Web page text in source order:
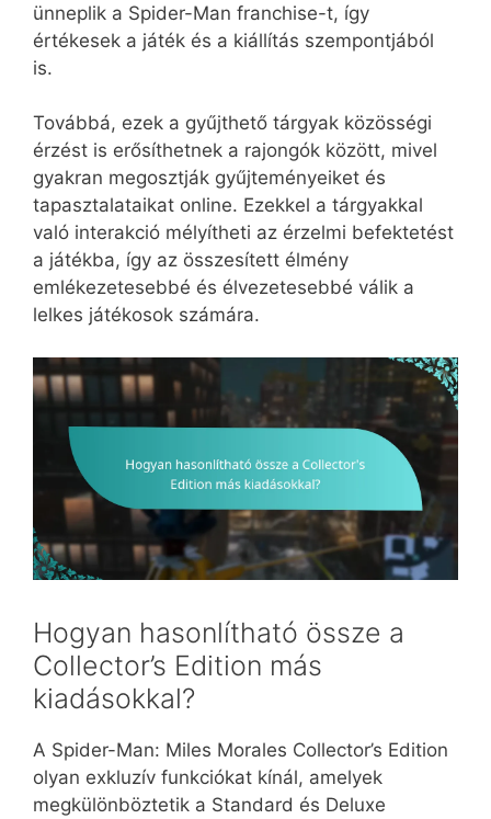
ünneplik a Spider-Man franchise-t, így
értékesek a játék és a kiállítás szempontjából
is.
Továbbá, ezek a gyűjthető tárgyak közösségi
érzést is erősíthetnek a rajongók között, mivel
gyakran megosztják gyűjteményeiket és
tapasztalataikat online. Ezekkel a tárgyakkal
való interakció mélyítheti az érzelmi befektetést
a játékba, így az összesített élmény
emlékezetesebbé és élvezetesebbé válik a
lelkes játékosok számára.
Hogyan hasonlítható össze a
Collector’s Edition más
kiadásokkal?
A Spider-Man: Miles Morales Collector’s Edition
olyan exkluzív funkciókat kínál, amelyek
megkülönböztetik a Standard és Deluxe